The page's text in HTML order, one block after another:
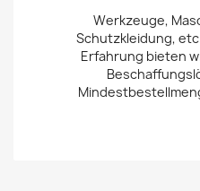
Werkzeuge,
Schutzkleidung,
Erfahrung bieten